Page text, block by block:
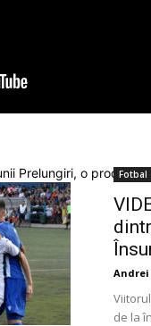
Prelungiri, o Fotbal
de la